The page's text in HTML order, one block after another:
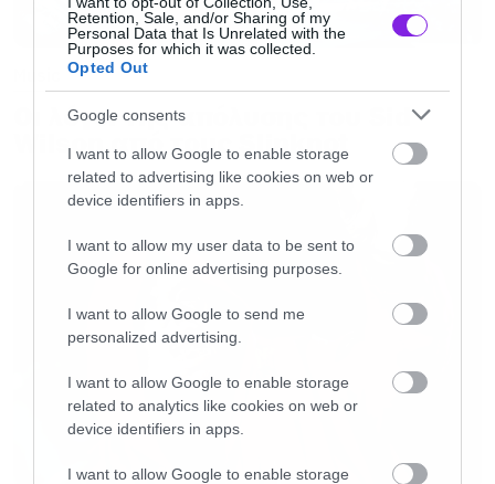
Retention, Sale, and/or Sharing of my
Personal Data that Is Unrelated with the
Purposes for which it was collected.
Opted Out
Google consents
I want to allow Google to enable storage
related to advertising like cookies on web or
device identifiers in apps.
I want to allow my user data to be sent to
Google for online advertising purposes.
I want to allow Google to send me
personalized advertising.
I want to allow Google to enable storage
related to analytics like cookies on web or
device identifiers in apps.
I want to allow Google to enable storage
Οι λόγοι της απόλυσης του Sid
Wilson από τους Slipknot